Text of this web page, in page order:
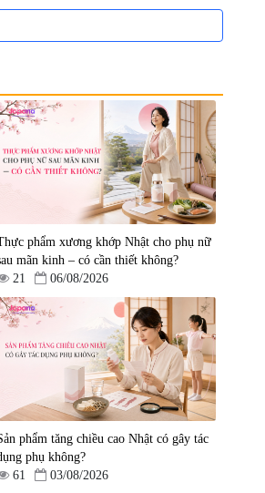
Viên uống hỗ trợ cải thiện
thoát vị đĩa đệm Kyoto Has
30 viên
1.600.000 đ
phẩm xương khớp Nhật cho phụ nữ
mãn kinh – có cần thiết không?
21
06/08/2026
phẩm tăng chiều cao Nhật có gây tác
phụ không?
61
03/08/2026